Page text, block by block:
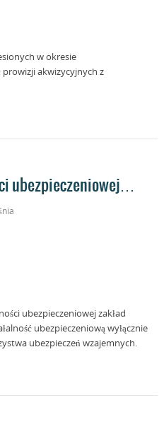
w okresie
akwizycyjnych z
ubezpieczeniowej…
ubezpieczeniowej zakład
ubezpieczeniową wyłącznie
ubezpieczeń wzajemnych.